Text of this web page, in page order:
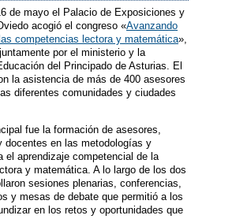
de mayo el Palacio de Exposiciones y
acogió el congreso «Avanzando
competencias lectora y matemática»,
por el ministerio y la
del Principado de Asturias. El
la asistencia de más de 400 asesores
diferentes comunidades y ciudades
fue la formación de asesores,
docentes en las metodologías y
el aprendizaje competencial de la
y matemática. A lo largo de los dos
sesiones plenarias, conferencias,
y mesas de debate que permitió a los
en los retos y oportunidades que